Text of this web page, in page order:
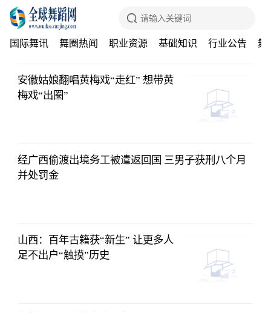
国际舞讯 舞圈热闻 职业资源 基础知识 行业公告 舞
安徽姑娘翻唱黄梅戏“走红” 想带黄
梅戏“出圈”
经广西偷渡出境务工被遣返回国 三男子获刑八个月
并处罚金
山西：百年古籍获“新生” 让更多人
足不出户“触摸”历史